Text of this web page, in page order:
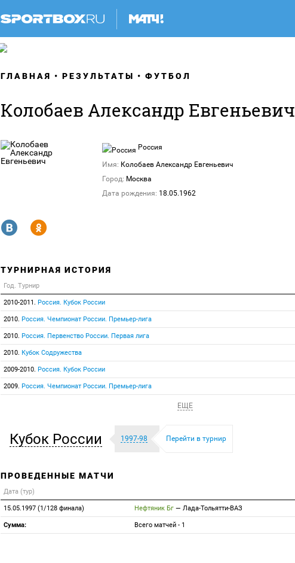
ГЛАВНАЯ РЕЗУЛЬТАТЫ ФУТБОЛ
Колобаев Александр Евгеньевич
Россия
Имя: Колобаев Александр Евгеньевич
Город: Москва
Дата рождения: 18.05.1962
R Y
ТУРНИРНАЯ ИСТОРИЯ
Год. Турнир
2010-2011. Россия. Кубок России
2010. Россия. Чемпионат России. Премьер-лига
2010. Россия. Первенство России. Первая лига
2010. Кубок Содружества
2009-2010. Россия. Кубок России
2009. Россия. Чемпионат России. Премьер-лига
ЕЩЕ
Кубок России 1997-98 Перейти в турнир
ПРОВЕДЕННЫЕ МАТЧИ
Дата (тур)
15.05.1997 (1/128 финала) Нефтяник Бг — Лада-Тольятти-ВАЗ
Сумма: Всего матчей - 1